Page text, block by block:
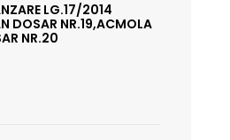
LG.17/2014
DOSAR NR.19,ACMOLA
NR.20